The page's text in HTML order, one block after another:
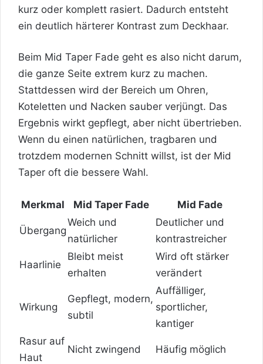
kurz oder komplett rasiert. Dadurch entsteht
ein deutlich härterer Kontrast zum Deckhaar.
Beim Mid Taper Fade geht es also nicht darum,
die ganze Seite extrem kurz zu machen.
Stattdessen wird der Bereich um Ohren,
Koteletten und Nacken sauber verjüngt. Das
Ergebnis wirkt gepflegt, aber nicht übertrieben.
Wenn du einen natürlichen, tragbaren und
trotzdem modernen Schnitt willst, ist der Mid
Taper oft die bessere Wahl.
Merkmal Mid Taper Fade Mid Fade
Übergang
Weich und
natürlicher
Deutlicher und
kontrastreicher
Haarlinie
Bleibt meist
erhalten
Wird oft stärker
verändert
Wirkung
Gepflegt, modern,
subtil
Auffälliger,
sportlicher,
kantiger
Rasur auf
Haut
Nicht zwingend Häufig möglich